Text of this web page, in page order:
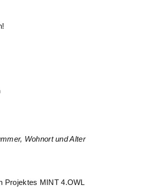
Wohnort und Alter
Projektes MINT 4.OWL